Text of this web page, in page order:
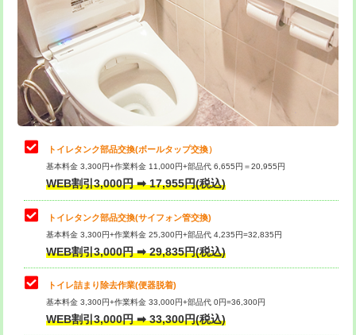
トイレタンク部品交換(ボールタップ交換）
基本料金 3,300円+作業料金 11,000円+部品代 6,655円＝20,955円
WEB割引3,000円 ➡ 17,955円(税込)
トイレタンク部品交換(サイフォン管交換)
基本料金 3,300円+作業料金 25,300円+部品代 4,235円=32,835円
WEB割引3,000円 ➡ 29,835円(税込)
トイレ詰まり除去作業(便器脱着)
基本料金 3,300円+作業料金 33,000円+部品代 0円=36,300円
WEB割引3,000円 ➡ 33,300円(税込)